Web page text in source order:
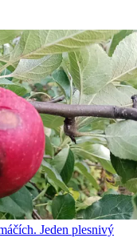
Jeden plesnivý